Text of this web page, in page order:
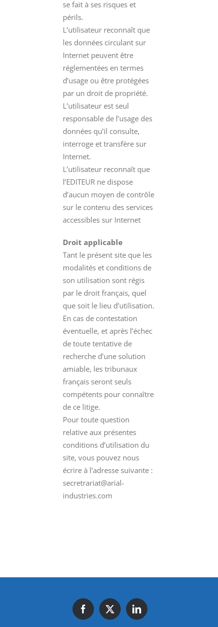
se fait à ses risques et
périls.
L’utilisateur reconnaît que
les données circulant sur
Internet peuvent être
réglementées en termes
d’usage ou être protégées
par un droit de propriété.
L’utilisateur est seul
responsable de l’usage des
données qu’il consulte,
interroge et transfère sur
Internet.
L’utilisateur reconnaît que
l’EDITEUR ne dispose
d’aucun moyen de contrôle
sur le contenu des services
accessibles sur Internet
Droit applicable
Tant le présent site que les
modalités et conditions de
son utilisation sont régis
par le droit français, quel
que soit le lieu d’utilisation.
En cas de contestation
éventuelle, et après l’échec
de toute tentative de
recherche d’une solution
amiable, les tribunaux
français seront seuls
compétents pour connaître
de ce litige.
Pour toute question
relative aux présentes
conditions d’utilisation du
site, vous pouvez nous
écrire à l’adresse suivante :
secretrariat@arial-
industries.com